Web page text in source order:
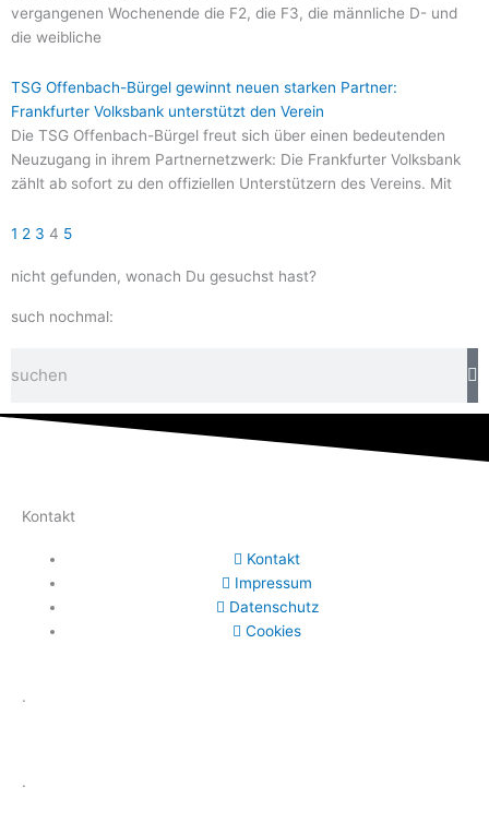
vergangenen Wochenende die F2, die F3, die männliche D- und
die weibliche
TSG Offenbach-Bürgel gewinnt neuen starken Partner:
Frankfurter Volksbank unterstützt den Verein
Die TSG Offenbach-Bürgel freut sich über einen bedeutenden
Neuzugang in ihrem Partnernetzwerk: Die Frankfurter Volksbank
zählt ab sofort zu den offiziellen Unterstützern des Vereins. Mit
1 2 3 4 5
nicht gefunden, wonach Du gesuchst hast?
such nochmal:
Kontakt
Kontakt
Impressum
Datenschutz
Cookies
.
.